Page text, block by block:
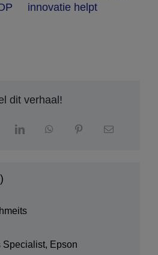
innovatie helpt
dit verhaal!
Specialist, Epson